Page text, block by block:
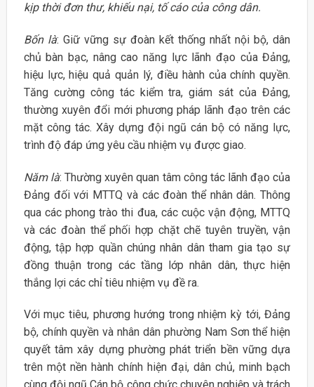
kịp thời đơn thư, khiếu nại, tố cáo của công dân.
Bốn là: Giữ vững sự đoàn kết thống nhất nội bộ, dân
chủ bàn bạc, nâng cao năng lực lãnh đạo của Đảng,
hiệu lực, hiệu quả quản lý, điều hành của chính quyền.
Tăng cường công tác kiểm tra, giám sát của Đảng,
thường xuyên đổi mới phương pháp lãnh đạo trên các
mặt công tác. Xây dựng đội ngũ cán bộ có năng lực,
trình độ đáp ứng yêu cầu nhiệm vụ được giao.
Năm là: Thường xuyên quan tâm công tác lãnh đạo của
Đảng đối với MTTQ và các đoàn thể nhân dân. Thông
qua các phong trào thi đua, các cuộc vận động, MTTQ
và các đoàn thể phối hợp chặt chẽ tuyên truyền, vận
động, tập hợp quần chúng nhân dân tham gia tạo sự
đồng thuận trong các tầng lớp nhân dân, thực hiện
thắng lợi các chỉ tiêu nhiệm vụ đề ra.
Với mục tiêu, phương hướng trong nhiệm kỳ tới, Đảng
bộ, chính quyền và nhân dân phường Nam Sơn thể hiện
quyết tâm xây dựng phường phát triển bền vững dựa
trên một nền hành chính hiện đại, dân chủ, minh bạch